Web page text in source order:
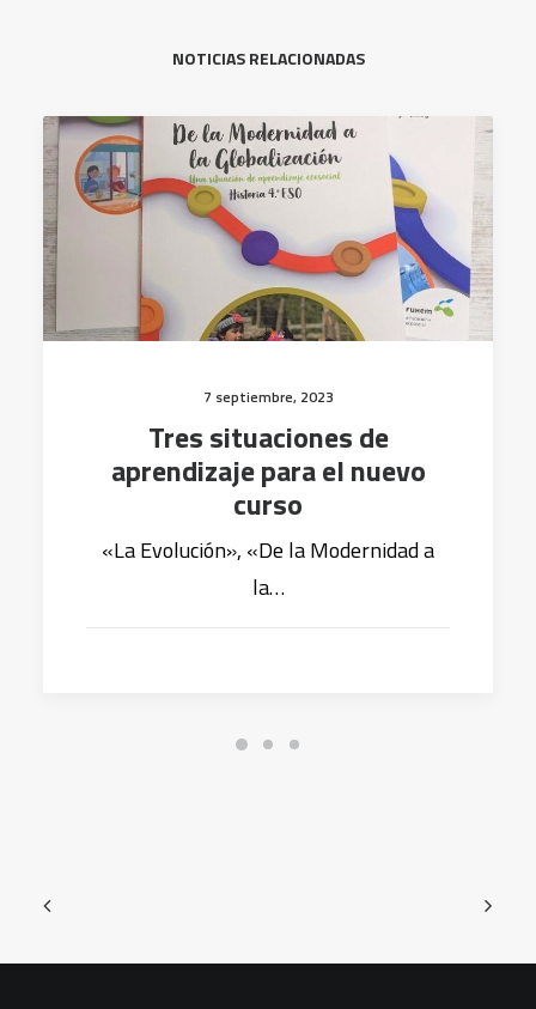
NOTICIAS RELACIONADAS
7 septiembre, 2023
Tres situaciones de
aprendizaje para el nuevo
curso
«La Evolución», «De la Modernidad a
la…